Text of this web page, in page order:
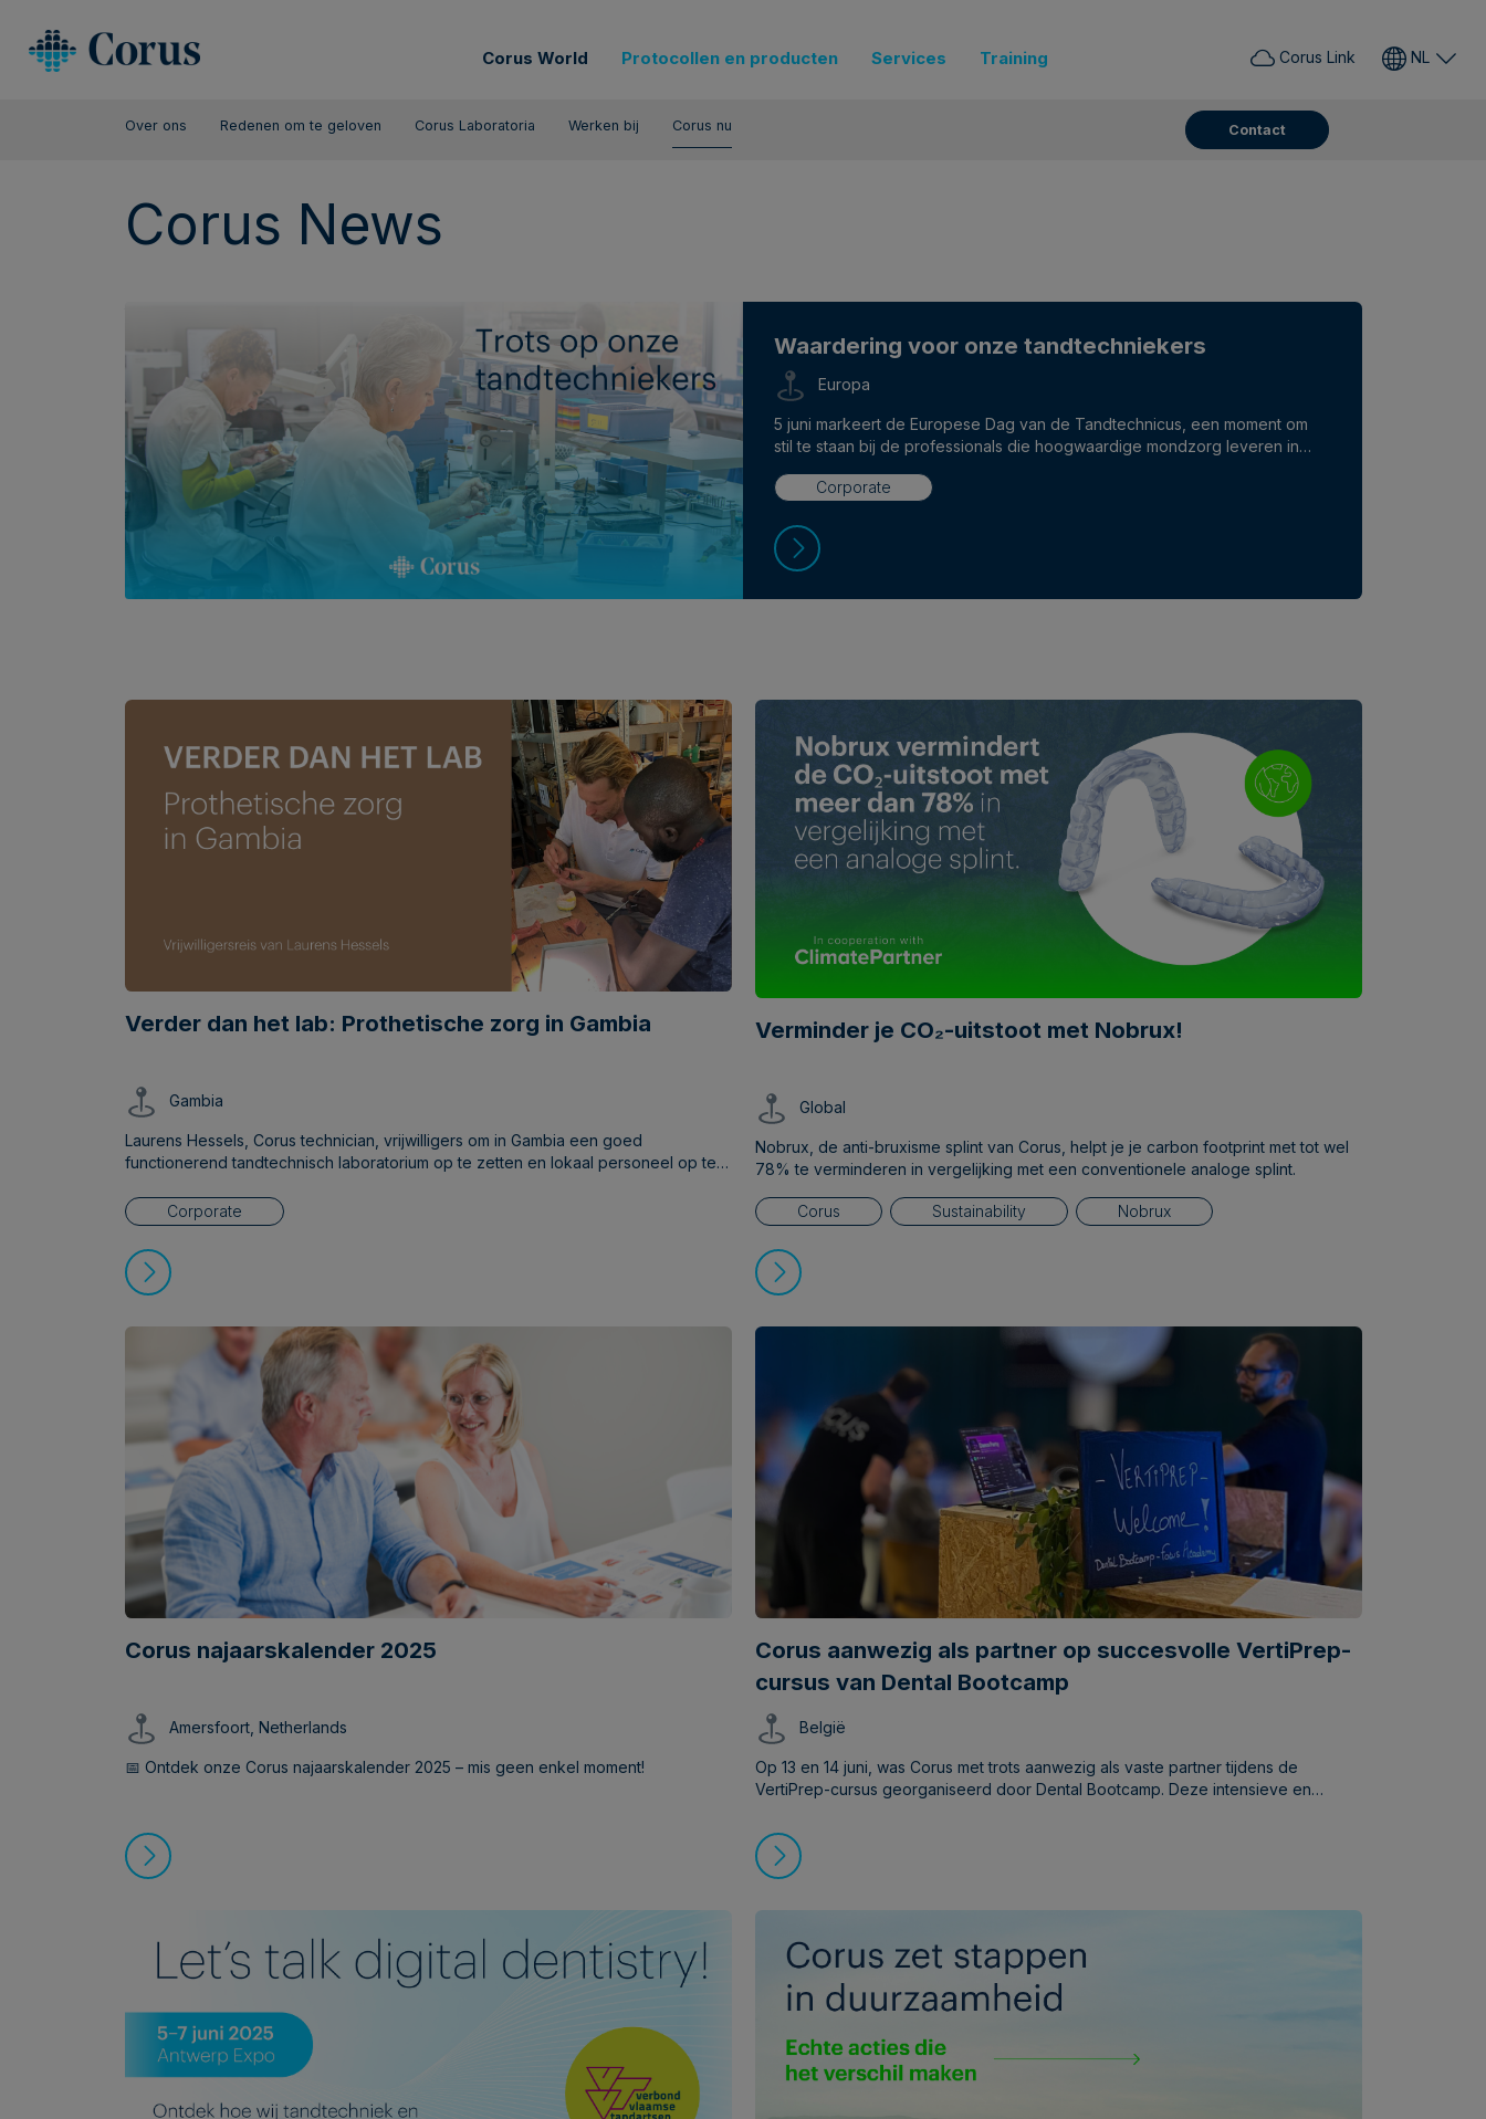
Corus World Protocollen en producten Services Training Corus Link NL
Over ons Redenen om te geloven Corus Laboratoria Werken bij Corus nu Contact
Corus News
Waardering voor onze tandtechniekers
Europa
5 juni markeert de Europese Dag van de Tandtechnicus, een moment om
stil te staan bij de professionals die hoogwaardige mondzorg leveren in
Corporate
Verder dan het lab: Prothetische zorg in Gambia
Gambia
Laurens Hessels, Corus technician, vrijwilligers om in Gambia een goed
functionerend tandtechnisch laboratorium op te zetten en lokaal personeel op te
Corporate
Verminder je CO₂-uitstoot met Nobrux!
Global
Nobrux, de anti-bruxisme splint van Corus, helpt je je carbon footprint met tot wel
78% te verminderen in vergelijking met een conventionele analoge splint.
Corus Sustainability Nobrux
Corus najaarskalender 2025
Amersfoort, Netherlands
📅 Ontdek onze Corus najaarskalender 2025 – mis geen enkel moment!
Corus aanwezig als partner op succesvolle VertiPrep-
cursus van Dental Bootcamp
België
Op 13 en 14 juni, was Corus met trots aanwezig als vaste partner tijdens de
VertiPrep-cursus georganiseerd door Dental Bootcamp. Deze intensieve en
David Gerdolle, bood tandartsen de kans om zich te verdiepen in de VertiPrep-
techniek – een innovatieve benadering binnen de adhesieve restauratieve
tandheelkunde.